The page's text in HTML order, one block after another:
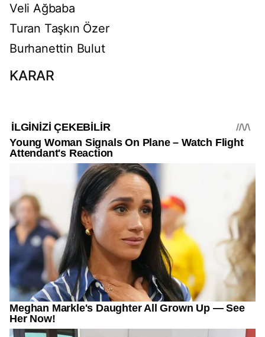
Veli Ağbaba
Turan Taşkın Özer
Burhanettin Bulut
KARAR